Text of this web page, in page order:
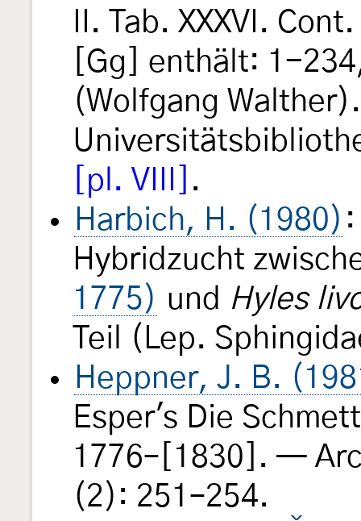
II. Tab. XXXVI.
[Gg] enthält: 1-
(Wolfgang
[pl. VIII]
.
Harbich, H. (1980)
Hybridzucht
1775) und Hyles
Teil (Lep.
Heppner, J. B.
Esper's Die
1776–[1830]. —
(2): 251–254.